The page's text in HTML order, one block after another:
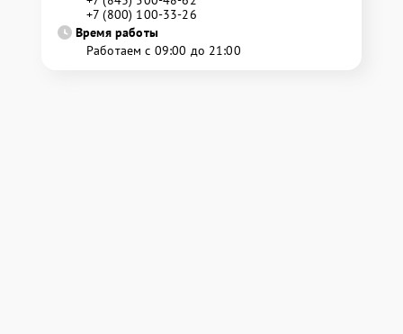
+7 (800) 100-33-26
Время работы
Работаем с 09:00 до 21:00